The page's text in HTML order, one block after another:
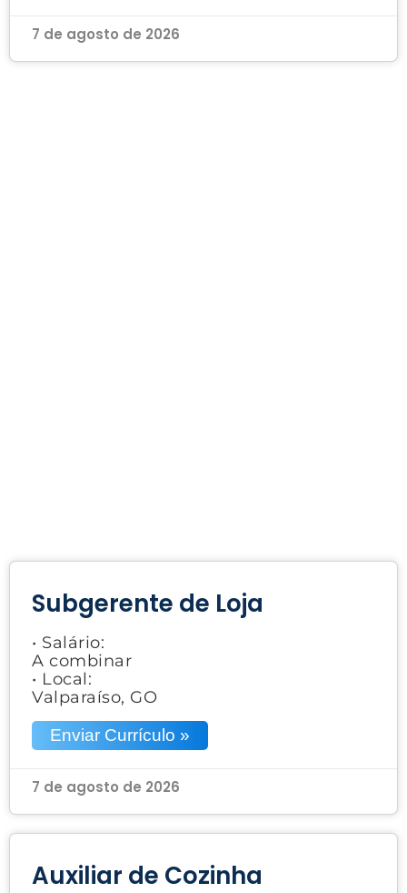
7 de agosto de 2026
Subgerente de Loja
• Salário:
A combinar
• Local:
Valparaíso, GO
Enviar Currículo »
7 de agosto de 2026
Auxiliar de Cozinha